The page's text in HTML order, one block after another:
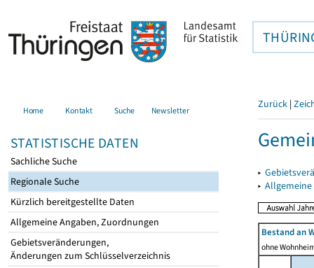
Home Kontakt Suche Newsletter
STATISTISCHE DATEN
Sachliche Suche
Regionale Suche
Kürzlich bereitgestellte Daten
Allgemeine Angaben, Zuordnungen
Gebietsveränderungen,
Änderungen zum Schlüsselverzeichnis
Zurück |
▸
▸
Bestand an
ohne